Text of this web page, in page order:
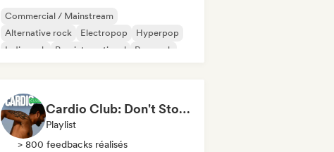
Commercial / Mainstream
Alternative rock
Electropop
Hyperpop
Indie rock
Pop international
Pop rock
Cardio Club: Don't Stop! 💦
Playlist
> 800 feedbacks réalisés